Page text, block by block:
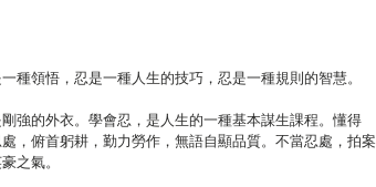
種領悟，忍是一種人生的技巧，忍是一種規則的智慧。
強的外衣。學會忍，是人生的一種基本謀生課程。懂得
，俯首躬耕，勤力勞作，無語自顯品質。不當忍處，拍案
之氣。